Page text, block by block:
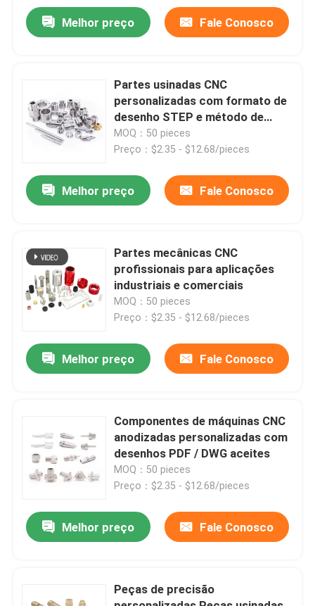
Para casa
Vídeos
Visita à fábrica
Controle de qualidade
Contacte-nos
Notícias
Peças de fresagem CNC
Melhor preço Fale Conosco
Partes usinadas CNC
personalizadas com formato de
desenho STEP e método de
entrega FedEx
MOQ：50 pieces
Preço：$2.35 - $12.68/pieces
Melhor preço Fale Conosco
Partes mecânicas CNC
profissionais para aplicações
industriais e comerciais
MOQ：50 pieces
Preço：$2.35 - $12.68/pieces
Melhor preço Fale Conosco
Componentes de máquinas CNC
anodizadas personalizadas com
desenhos PDF / DWG aceites
MOQ：50 pieces
Preço：$2.35 - $12.68/pieces
Melhor preço Fale Conosco
Peças de precisão